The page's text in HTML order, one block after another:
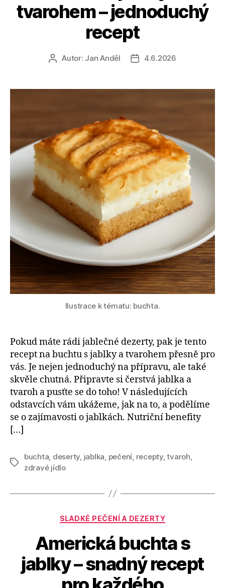
tvarohem – jednoduchý
recept
AutorAutor: Jan Anděl
Datum
4.6.2026
Ilustrace k tématu: buchta.
Pokud máte rádi jablečné dezerty, pak je tento
recept na buchtu s jablky a tvarohem přesně pro
vás. Je nejen jednoduchý na přípravu, ale také
skvěle chutná. Připravte si čerstvá jablka a
tvaroh a pusťte se do toho! V následujících
odstavcích vám ukážeme, jak na to, a podělíme
se o zajímavosti o jablkách. Nutriční benefity
[…]
Štítky
buchta, deserty, jablka, pečení, recepty,tvaroh,
zdravé jídlo
Rubriky
SLADKÉ PEČENÍ A DEZERTY
Americká buchta s
jablky – snadný recept